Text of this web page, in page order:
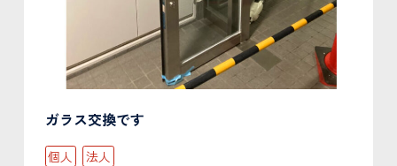
ガラス交換です
個人 法人